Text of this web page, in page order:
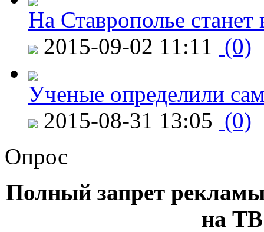
На Ставрополье
2015-09-02 11:11 (0)
Ученые определили
2015-08-31 13:05 (0)
Опрос
Полный запрет
на ТВ